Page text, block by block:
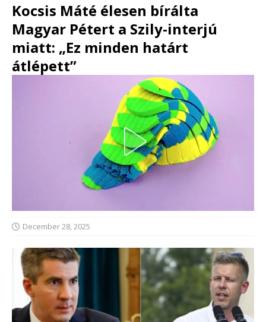
Kocsis Máté élesen bírálta
Magyar Pétert a Szily-interjú
miatt: „Ez minden határt
átlépett”
December 28, 2025